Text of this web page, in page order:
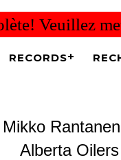
Veuillez
RECORDS
Mikko Rantanen
Alberta Oilers